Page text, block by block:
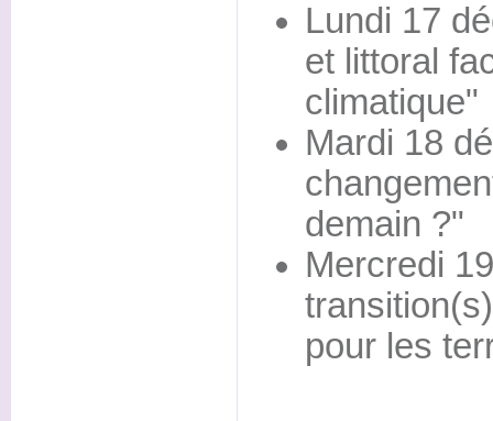
Lundi 17
et littoral
climatique"
Mardi 18
demain ?"
Mercredi
pour les